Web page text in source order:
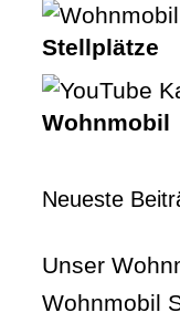
Stellplätze
Wohnmobil
Neueste
Unser
Wohnmobil